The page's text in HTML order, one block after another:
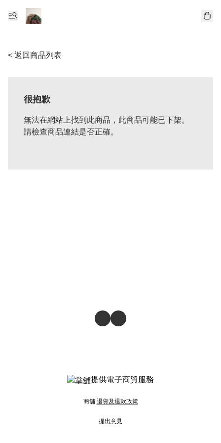
< 返回商品列表
很抱歉
無法在網站上找到此商品，此商品可能已下架。
請檢查商品連結是否正確。
提供電子商貿服務
商舖 退貨及退款政策
提出意見